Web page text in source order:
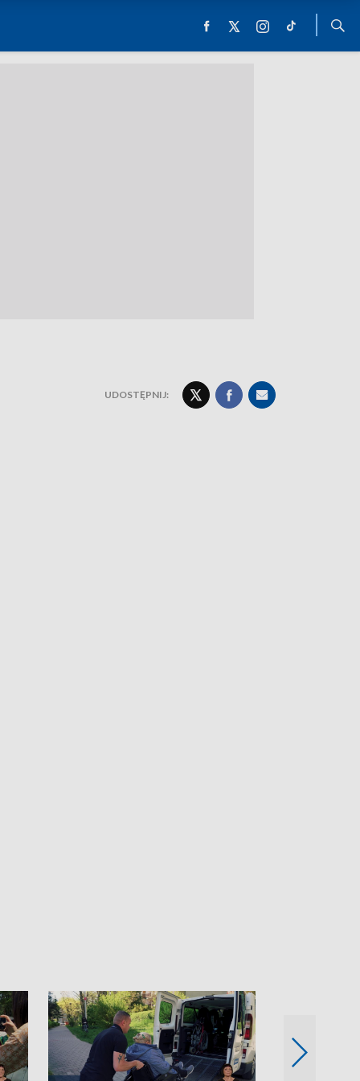
UDOSTĘPNIJ: